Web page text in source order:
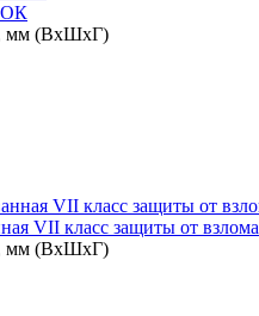
ОК
мм (ВхШхГ)
VII класс защиты от взлома
мм (ВхШхГ)